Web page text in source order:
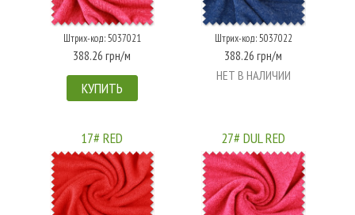
Штрих-код: 5037021
388.26 грн/м
КУПИТЬ
Штрих-код: 5037022
388.26 грн/м
НЕТ В НАЛИЧИИ
17# RED 27# DUL RED